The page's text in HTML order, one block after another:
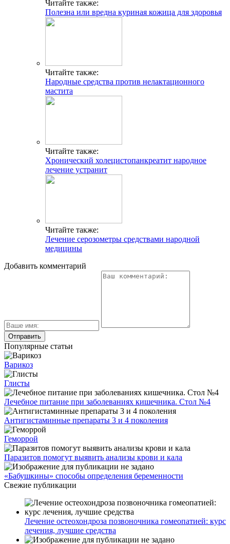
Читайте также:
Полезна или вредна куриная кожица для здоровья
Читайте также:
Народные средства против нелактационного
мастита
Читайте также:
Хронический холецистопанкреатит народное
лечение устранит
Читайте также:
Лечение серозометры средствами народной
медицины
Добавить комментарий
Популярные статьи
Варикоз
Глисты
Лечебное питание при заболеваниях кишечника. Стол №4
Антигистаминные препараты 3 и 4 поколения
Геморрой
Паразитов помогут выявить анализы крови и кала
«Бабушкины» способы определения беременности
Свежие публикации
Лечение остеохондроза позвоночника гомеопатией: курс
лечения, лучшие средства